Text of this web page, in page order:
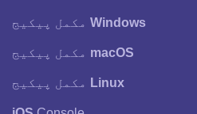
Windows مکمل پیکیج
macOS مکمل پیکیج
Linux مکمل پیکیج